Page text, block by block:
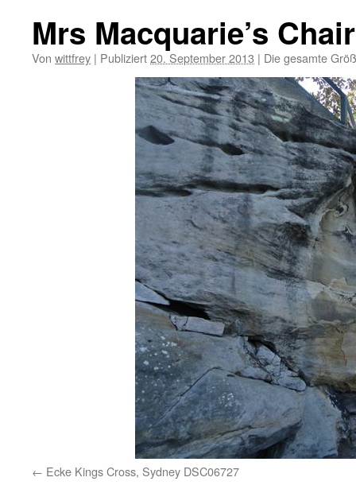
Mrs Macquarie’s
Von wittfrey | Publiziert20. September 2013 | Die gesamte
Ecke Kings Cross, Sydney DSC06727